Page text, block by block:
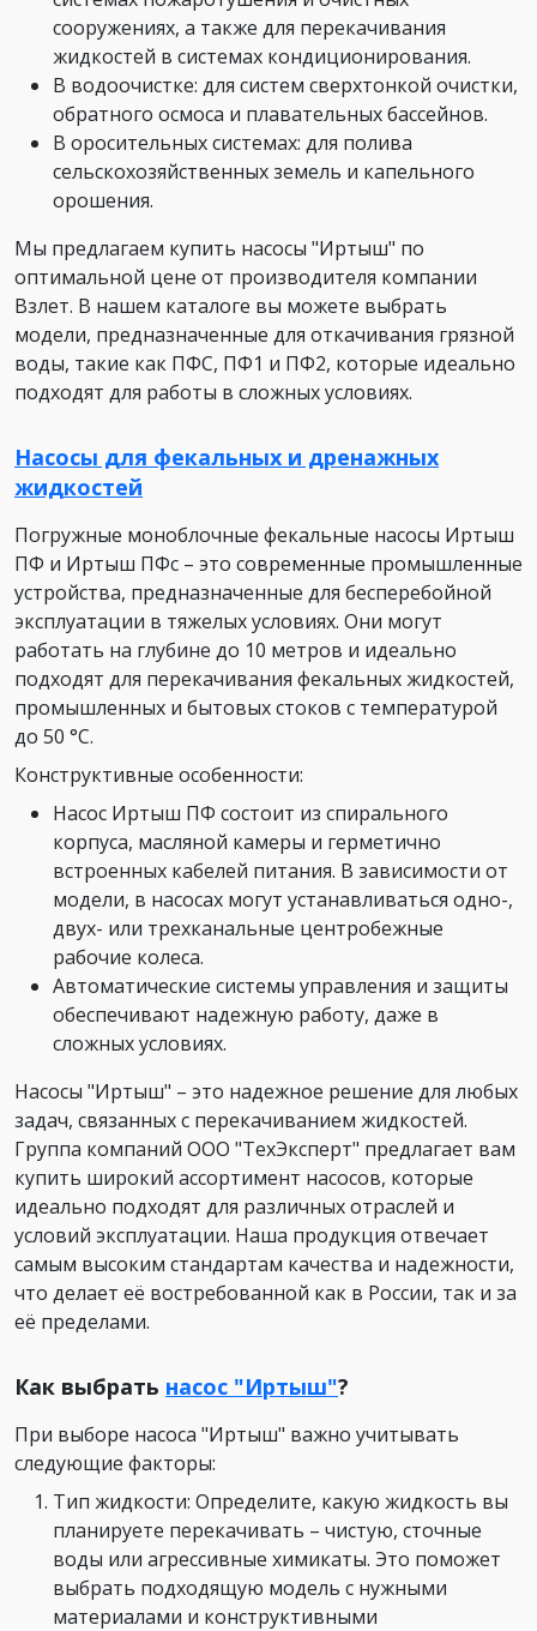
сооружениях, а также для перекачивания
жидкостей в системах кондиционирования.
В водоочистке: для систем сверхтонкой очистки,
обратного осмоса и плавательных бассейнов.
В оросительных системах: для полива
сельскохозяйственных земель и капельного
орошения.
Мы предлагаем купить насосы "Иртыш" по
оптимальной цене от производителя компании
Взлет. В нашем каталоге вы можете выбрать
модели, предназначенные для откачивания грязной
воды, такие как ПФС, ПФ1 и ПФ2, которые идеально
подходят для работы в сложных условиях.
Насосы для фекальных и дренажных
жидкостей
Погружные моноблочные фекальные насосы Иртыш
ПФ и Иртыш ПФс – это современные промышленные
устройства, предназначенные для бесперебойной
эксплуатации в тяжелых условиях. Они могут
работать на глубине до 10 метров и идеально
подходят для перекачивания фекальных жидкостей,
промышленных и бытовых стоков с температурой
до 50 °C.
Конструктивные особенности:
Насос Иртыш ПФ состоит из спирального
корпуса, масляной камеры и герметично
встроенных кабелей питания. В зависимости от
модели, в насосах могут устанавливаться одно-,
двух- или трехканальные центробежные
рабочие колеса.
Автоматические системы управления и защиты
обеспечивают надежную работу, даже в
сложных условиях.
Насосы "Иртыш" – это надежное решение для любых
задач, связанных с перекачиванием жидкостей.
Группа компаний ООО "ТехЭксперт" предлагает вам
купить широкий ассортимент насосов, которые
идеально подходят для различных отраслей и
условий эксплуатации. Наша продукция отвечает
самым высоким стандартам качества и надежности,
что делает её востребованной как в России, так и за
её пределами.
Как выбрать насос "Иртыш"?
При выборе насоса "Иртыш" важно учитывать
следующие факторы:
Тип жидкости: Определите, какую жидкость вы
планируете перекачивать – чистую, сточные
воды или агрессивные химикаты. Это поможет
выбрать подходящую модель с нужными
материалами и конструктивными